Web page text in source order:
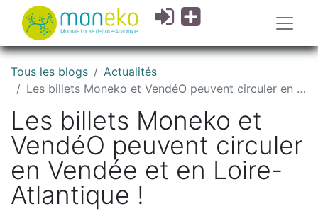
Tous les blogs
Actualités
Les billets Moneko et VendéO peuvent circuler en Vendée et en Loire-Atlantique !
Les billets Moneko et
VendéO peuvent circuler
en Vendée et en Loire-
Atlantique !